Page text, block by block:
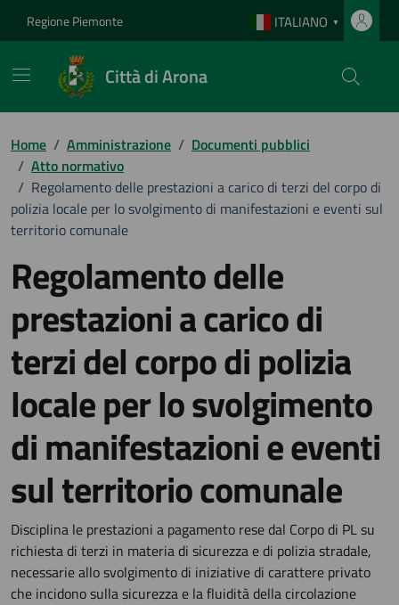
Regione Piemonte ITALIANO ▼
Città di Arona
Home / Amministrazione / Documenti pubblici
/ Atto normativo
/ Regolamento delle prestazioni a carico di terzi del corpo di
polizia locale per lo svolgimento di manifestazioni e eventi sul
territorio comunale
Regolamento delle
prestazioni a carico di
terzi del corpo di polizia
locale per lo svolgimento
di manifestazioni e eventi
sul territorio comunale
Dettagli del documento
Disciplina le prestazioni a pagamento rese dal Corpo di PL su
richiesta di terzi in materia di sicurezza e di polizia stradale,
necessarie allo svolgimento di iniziative di carattere privato
che incidono sulla sicurezza e la fluidità della circolazione